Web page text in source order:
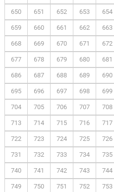
650 651 652 653 654
659 660 661 662 663
668 669 670 671 672
677 678 679 680 681
686 687 688 689 690
695 696 697 698 699
704 705 706 707 708
713 714 715 716 717
722 723 724 725 726
731 732 733 734 735
740 741 742 743 744
749 750 751 752 753